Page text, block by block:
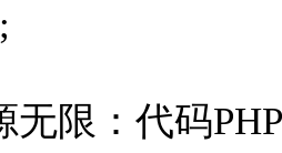
无限：代码